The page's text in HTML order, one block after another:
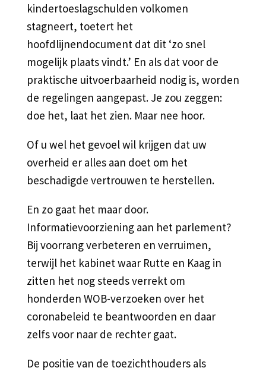
kindertoeslagschulden volkomen
stagneert, toetert het
hoofdlijnendocument dat dit ‘zo snel
mogelijk plaats vindt.’ En als dat voor de
praktische uitvoerbaarheid nodig is, worden
de regelingen aangepast. Je zou zeggen:
doe het, laat het zien. Maar nee hoor.
Of u wel het gevoel wil krijgen dat uw
overheid er alles aan doet om het
beschadigde vertrouwen te herstellen.
En zo gaat het maar door.
Informatievoorziening aan het parlement?
Bij voorrang verbeteren en verruimen,
terwijl het kabinet waar Rutte en Kaag in
zitten het nog steeds verrekt om
honderden WOB-verzoeken over het
coronabeleid te beantwoorden en daar
zelfs voor naar de rechter gaat.
De positie van de toezichthouders als